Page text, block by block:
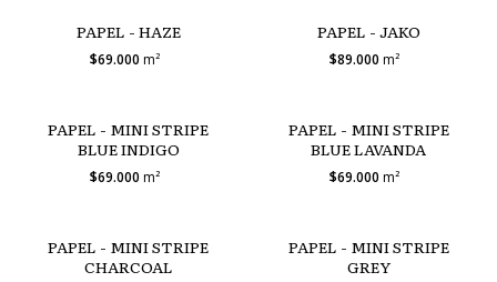
PAPEL - HAZE
$69.000 m²
PAPEL - JAKO
$89.000m²
PAPEL - MINI STRIPE
BLUE INDIGO
$69.000 m²
PAPEL - MINI STRIPE
BLUE LAVANDA
$69.000m²
PAPEL - MINI STRIPE
CHARCOAL
PAPEL - MINI STRIPE
GREY